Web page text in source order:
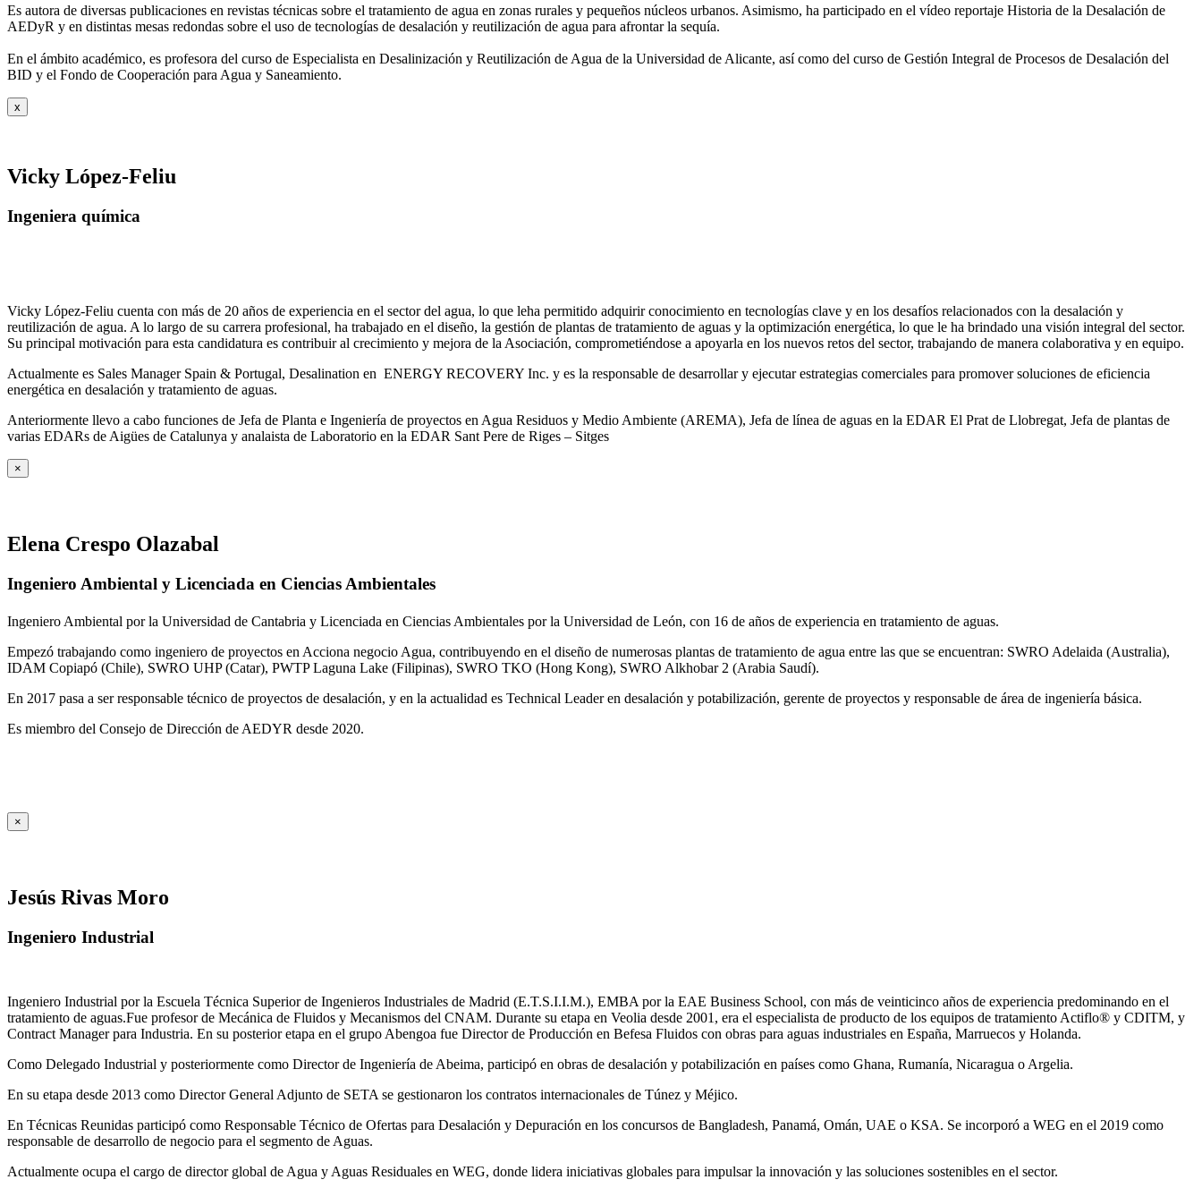
Es autora de diversas publicaciones en revistas técnicas sobre el tratamiento de agua en zonas rurales y pequeños núcleos urbanos. Asimismo, ha participado en el vídeo reportaje Historia de la Desalación de
AEDyR y en distintas mesas redondas sobre el uso de tecnologías de desalación y reutilización de agua para afrontar la sequía.
En el ámbito académico, es profesora del curso de Especialista en Desalinización y Reutilización de Agua de la Universidad de Alicante, así como del curso de Gestión Integral de Procesos de Desalación del
BID y el Fondo de Cooperación para Agua y Saneamiento.
x
Vicky López-Feliu
Ingeniera química
Vicky López-Feliu cuenta con más de 20 años de experiencia en el sector del agua, lo que leha permitido adquirir conocimiento en tecnologías clave y en los desafíos relacionados con la desalación y
reutilización de agua. A lo largo de su carrera profesional, ha trabajado en el diseño, la gestión de plantas de tratamiento de aguas y la optimización energética, lo que le ha brindado una visión integral del sector.
Su principal motivación para esta candidatura es contribuir al crecimiento y mejora de la Asociación, comprometiéndose a apoyarla en los nuevos retos del sector, trabajando de manera colaborativa y en equipo.
Actualmente es Sales Manager Spain & Portugal, Desalination en ENERGY RECOVERY Inc. y es la responsable de desarrollar y ejecutar estrategias comerciales para promover soluciones de eficiencia
energética en desalación y tratamiento de aguas.
Anteriormente llevo a cabo funciones de Jefa de Planta e Ingeniería de proyectos en Agua Residuos y Medio Ambiente (AREMA), Jefa de línea de aguas en la EDAR El Prat de Llobregat, Jefa de plantas de
varias EDARs de Aigües de Catalunya y analaista de Laboratorio en la EDAR Sant Pere de Riges – Sitges
×
Elena Crespo Olazabal
Ingeniero Ambiental y Licenciada en Ciencias Ambientales
Ingeniero Ambiental por la Universidad de Cantabria y Licenciada en Ciencias Ambientales por la Universidad de León, con 16 de años de experiencia en tratamiento de aguas.
Empezó trabajando como ingeniero de proyectos en Acciona negocio Agua, contribuyendo en el diseño de numerosas plantas de tratamiento de agua entre las que se encuentran: SWRO Adelaida (Australia),
IDAM Copiapó (Chile), SWRO UHP (Catar), PWTP Laguna Lake (Filipinas), SWRO TKO (Hong Kong), SWRO Alkhobar 2 (Arabia Saudí).
En 2017 pasa a ser responsable técnico de proyectos de desalación, y en la actualidad es Technical Leader en desalación y potabilización, gerente de proyectos y responsable de área de ingeniería básica.
Es miembro del Consejo de Dirección de AEDYR desde 2020.
×
Jesús Rivas Moro
Ingeniero Industrial
Ingeniero Industrial por la Escuela Técnica Superior de Ingenieros Industriales de Madrid (E.T.S.I.I.M.), EMBA por la EAE Business School, con más de veinticinco años de experiencia predominando en el
tratamiento de aguas.Fue profesor de Mecánica de Fluidos y Mecanismos del CNAM. Durante su etapa en Veolia desde 2001, era el especialista de producto de los equipos de tratamiento Actiflo® y CDITM, y
Contract Manager para Industria. En su posterior etapa en el grupo Abengoa fue Director de Producción en Befesa Fluidos con obras para aguas industriales en España, Marruecos y Holanda.
Como Delegado Industrial y posteriormente como Director de Ingeniería de Abeima, participó en obras de desalación y potabilización en países como Ghana, Rumanía, Nicaragua o Argelia.
En su etapa desde 2013 como Director General Adjunto de SETA se gestionaron los contratos internacionales de Túnez y Méjico.
En Técnicas Reunidas participó como Responsable Técnico de Ofertas para Desalación y Depuración en los concursos de Bangladesh, Panamá, Omán, UAE o KSA. Se incorporó a WEG en el 2019 como
responsable de desarrollo de negocio para el segmento de Aguas.
Actualmente ocupa el cargo de director global de Agua y Aguas Residuales en WEG, donde lidera iniciativas globales para impulsar la innovación y las soluciones sostenibles en el sector.